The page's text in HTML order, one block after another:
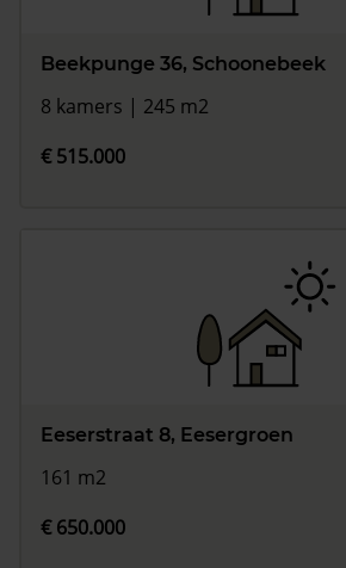
Beekpunge 36, Schoonebeek
8 kamers | 245 m2
€ 515.000
Eeserstraat 8, Eesergroen
161 m2
€ 650.000